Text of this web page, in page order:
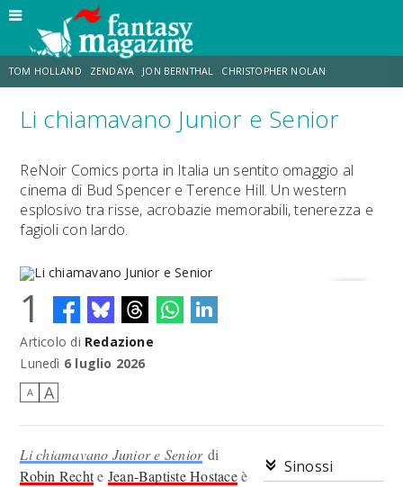
TOM HOLLAND ZENDAYA JON BERNTHAL CHRISTOPHER NOLAN
STRANIMONDI LUCCA COMICS & GAMES ODISSEA MARK RUFFALO
JACOB BATALON ERIK SOMMERS
Li chiamavano Junior e Senior
ReNoir Comics porta in Italia un sentito omaggio al
cinema di Bud Spencer e Terence Hill. Un western
esplosivo tra risse, acrobazie memorabili, tenerezza e
fagioli con lardo.
Li chiamavano Junior e Senior
1
Articolo di Redazione
Lunedì 6 luglio 2026
A A
Sinossi
Li chiamavano Junior e Seniordi
Robin Rechte Jean-Baptiste Hostaceè